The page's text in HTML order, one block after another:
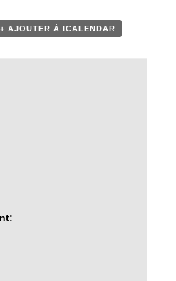
+ AJOUTER À ICALENDAR